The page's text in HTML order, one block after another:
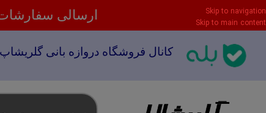
Skip to navigation
Skip to main content
ارسالی
کانال فروشگاه دروازه بانی